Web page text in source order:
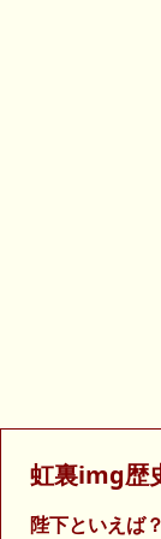
虹裏img歴
陛下といえば？